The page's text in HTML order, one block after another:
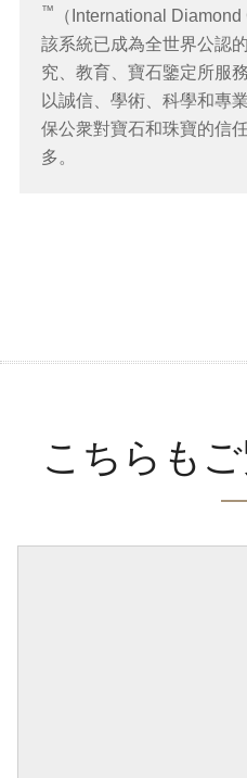
™ （International
該系統已成為全世界公認
究、教育、寶石鑒定所服
以誠信、學術、科學和專
保公衆對寶石和珠寶的信
多。
こちらも